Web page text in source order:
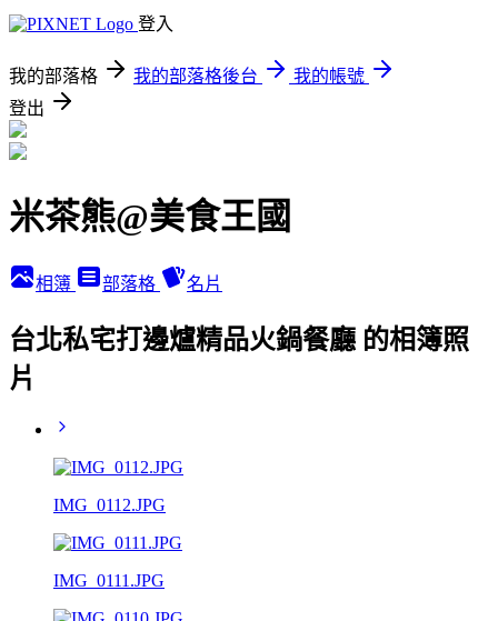
登入
我的部落格 我的部落格後台
我的帳號
登出
米茶熊@美食王國
相簿 部落格 名片
台北私宅打邊爐精品火鍋餐廳 的相簿照
片
IMG_0112.JPG
IMG_0111.JPG